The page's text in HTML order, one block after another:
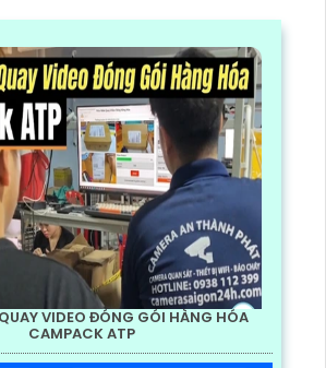
VIDEO ĐÓNG GÓI HÀNG HÓA
CAMPACK ATP